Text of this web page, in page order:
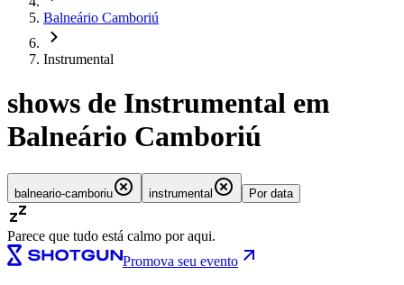
Balneário Camboriú
Instrumental
shows de Instrumental em
Balneário Camboriú
balneario-camboriu instrumental Por data
Parece que tudo está calmo por aqui.
Promova seu evento